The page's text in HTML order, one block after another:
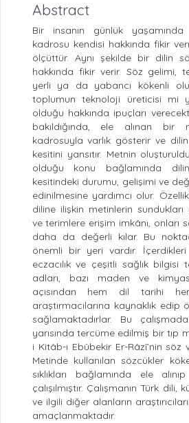
Abstract
Bir insanın günlük yaşamında
kadrosu kendisi hakkında fikir
ölçüttür. Aynı şekilde bir dilin
hakkında fikir verir. Söz gelimi,
yerli ya da yabancı kökenli
toplumun teknoloji üreticisi mi
olduğu hakkında ipuçları
bakıldığında, ele alınan
kadrosuyla varlık gösterir ve
kesitini yansıtır. Metnin
olduğu konu bağlamında
kesitindeki durumu, gelişimi ve
edinilmesine yardımcı olur.
diline ilişkin metinlerin
ve terimlere erişim imkânı, onları
daha da değerli kılar. Bu
önemli bir yeri vardır.
eczacılık ve çeşitli sağlık bilgisi
adları, bazı maden ve
açısından hem dil tarihi
araştırmacılarına kaynaklık
sağlamaktadırlar. Bu
yarısında tercüme edilmiş bir tıp
i Kitâb-ı Ebûbekir Er-Râzî’nin söz
Metinde kullanılan sözcükler
sıklıkları bağlamında ele
çalışılmıştır. Çalışmanın Türk
ve ilgili diğer alanların
amaçlanmaktadır.